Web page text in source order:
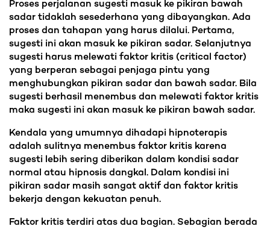
Proses perjalanan sugesti masuk ke pikiran bawah
sadar tidaklah sesederhana yang dibayangkan. Ada
proses dan tahapan yang harus dilalui. Pertama,
sugesti ini akan masuk ke pikiran sadar. Selanjutnya
sugesti harus melewati faktor kritis (critical factor)
yang berperan sebagai penjaga pintu yang
menghubungkan pikiran sadar dan bawah sadar. Bila
sugesti berhasil menembus dan melewati faktor kritis
maka sugesti ini akan masuk ke pikiran bawah sadar.
Kendala yang umumnya dihadapi hipnoterapis
adalah sulitnya menembus faktor kritis karena
sugesti lebih sering diberikan dalam kondisi sadar
normal atau hipnosis dangkal. Dalam kondisi ini
pikiran sadar masih sangat aktif dan faktor kritis
bekerja dengan kekuatan penuh.
Faktor kritis terdiri atas dua bagian. Sebagian berada